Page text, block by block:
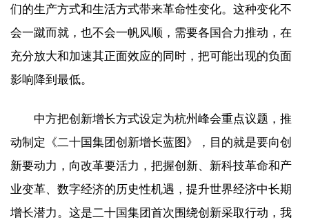
们的生产方式和生活方式带来革命性变化。这种变化不
会一蹴而就，也不会一帆风顺，需要各国合力推动，在
充分放大和加速其正面效应的同时，把可能出现的负面
影响降到最低。
中方把创新增长方式设定为杭州峰会重点议题，推
动制定《二十国集团创新增长蓝图》，目的就是要向创
新要动力，向改革要活力，把握创新、新科技革命和产
业变革、数字经济的历史性机遇，提升世界经济中长期
增长潜力。这是二十国集团首次围绕创新采取行动，我